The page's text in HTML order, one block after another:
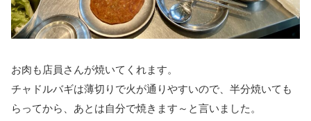
お肉も店員さんが焼いてくれます。
チャドルバギは薄切りで火が通りやすいので、半分焼いても
らってから、あとは自分で焼きます～と言いました。